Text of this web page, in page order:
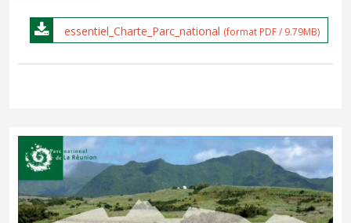
essentiel_Charte_Parc_national (format PDF / 9.79MB)